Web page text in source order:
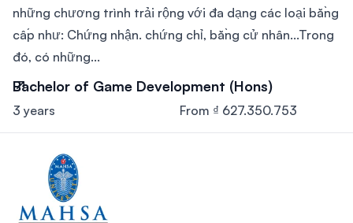
những chương trình trải rộng với đa dạng các loại bằng
cấp như: Chứng nhận. chứng chỉ, bằng cử nhân...Trong
đó, có những...
Bachelor of Game Development (Hons)
3 years From ₫ 627.350.753